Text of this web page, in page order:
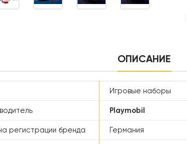
ОПИСАНИЕ
Игровые наборы
Playmobil
регистрации бренда Германия